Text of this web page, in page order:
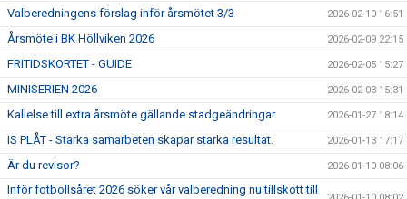
Valberedningens förslag inför årsmötet 3/3 2026-02-10 16:51
Årsmöte i BK Höllviken 2026 2026-02-09 22:15
FRITIDSKORTET - GUIDE 2026-02-05 15:27
MINISERIEN 2026 2026-02-03 15:31
Kallelse till extra årsmöte gällande stadgeändringar 2026-01-27 18:14
IS PLÅT - Starka samarbeten skapar starka resultat. 2026-01-13 17:17
Är du revisor? 2026-01-10 08:06
Inför fotbollsåret 2026 söker vår valberedning nu tillskott till